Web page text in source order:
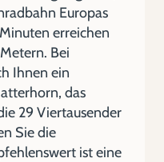
Europas
erreichen
Bei
Ihnen ein
das
29 Viertausender
Sie die
ist eine